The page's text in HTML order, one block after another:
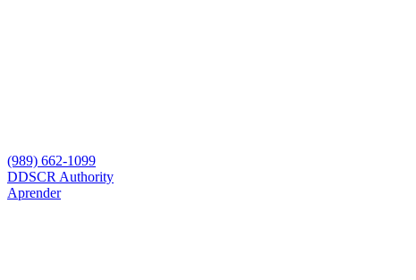
(989) 662-1099
DDSCR Authority
Aprender